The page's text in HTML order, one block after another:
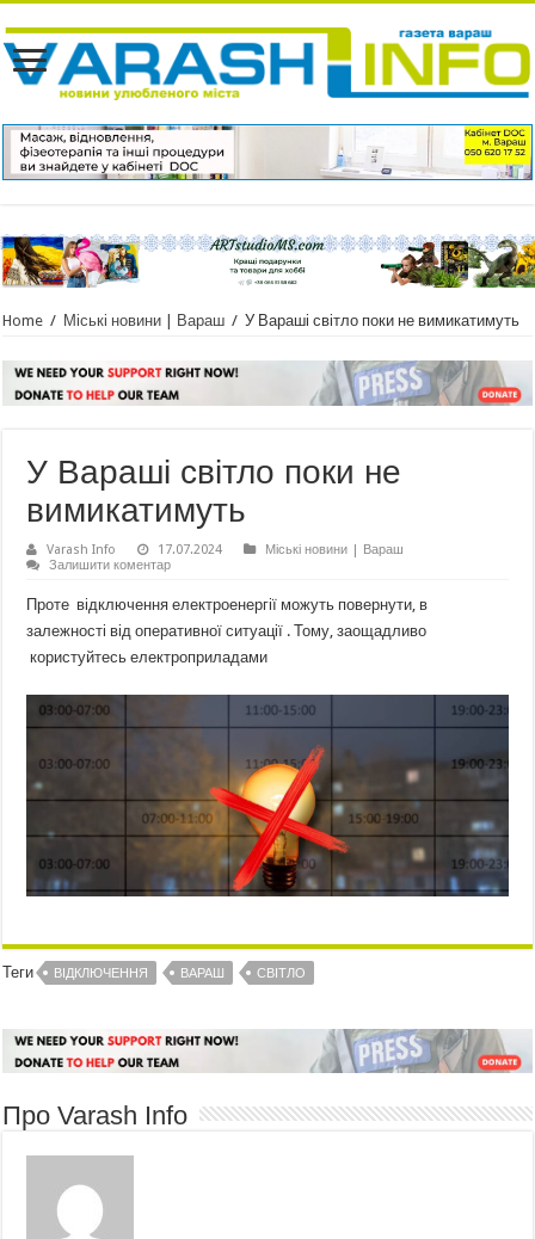
Home / Міські новини | Вараш / У Вараші світло поки не вимикатимуть
У Вараші світло поки не
вимикатимуть
Varash Info 17.07.2024
Міські новини | Вараш
Залишити коментар
Проте відключення електроенергії можуть повернути, в
залежності від оперативної ситуації . Тому, заощадливо
користуйтесь електроприладами
Теги ВІДКЛЮЧЕННЯ ВАРАШ СВІТЛО
Про Varash Info